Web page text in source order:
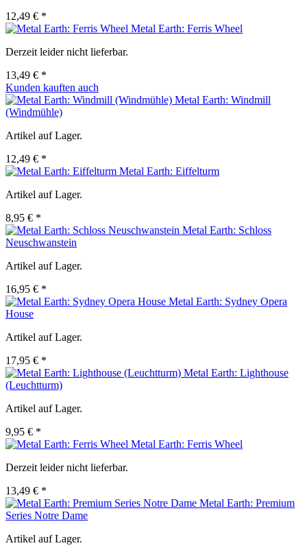
12,49 € *
Metal Earth: Ferris Wheel
Derzeit leider nicht lieferbar.
13,49 € *
Kunden kauften auch
Metal Earth: Windmill
(Windmühle)
Artikel auf Lager.
12,49 € *
Metal Earth: Eiffelturm
Artikel auf Lager.
8,95 € *
Metal Earth: Schloss
Neuschwanstein
Artikel auf Lager.
16,95 € *
Metal Earth: Sydney Opera
House
Artikel auf Lager.
17,95 € *
Metal Earth: Lighthouse
(Leuchtturm)
Artikel auf Lager.
9,95 € *
Metal Earth: Ferris Wheel
Derzeit leider nicht lieferbar.
13,49 € *
Metal Earth: Premium
Series Notre Dame
Artikel auf Lager.